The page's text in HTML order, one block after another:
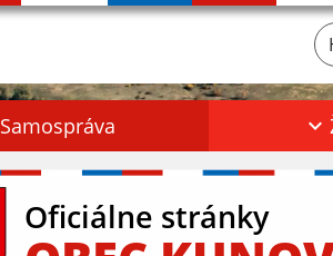
Samospráva
Oficiálne stránky